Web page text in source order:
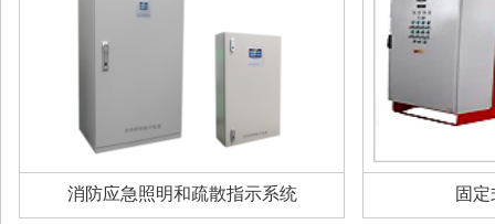
消防应急照明和疏散指示系统 固